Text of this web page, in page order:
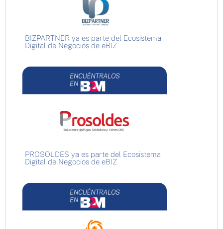
BIZPARTNER ya es parte del Ecosistema
Digital de Negocios de eBIZ
PROSOLDES ya es parte del Ecosistema
Digital de Negocios de eBIZ